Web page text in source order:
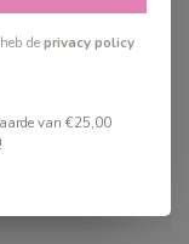
deprivacy policy
van €25,00